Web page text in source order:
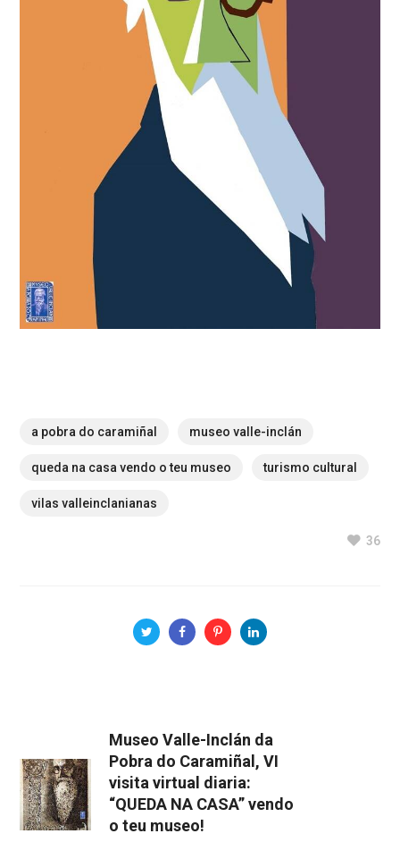
a pobra do caramiñal museo valle-inclán
queda na casa vendo o teu museo turismo cultural
vilas valleinclanianas
36
Museo Valle-Inclán da
Pobra do Caramiñal, VI
visita virtual diaria:
“QUEDA NA CASA” vendo
o teu museo!